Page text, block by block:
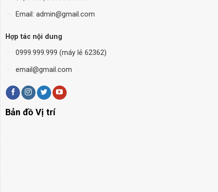
Email: admin@gmail.com
Hợp tác nội dung
0999.999.999 (máy lẻ 62362)
email@gmail.com
Bản đồ Vị trí